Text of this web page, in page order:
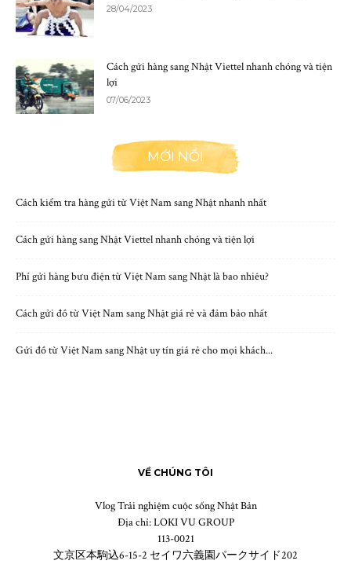
28/04/2023
Cách gửi hàng sang Nhật Viettel nhanh chóng và tiện
lợi
07/06/2023
MỚI NỔI
Cách kiểm tra hàng gửi từ Việt Nam sang Nhật nhanh nhất
Cách gửi hàng sang Nhật Viettel nhanh chóng và tiện lợi
Phí gửi hàng bưu điện từ Việt Nam sang Nhật là bao nhiêu?
Cách gửi đồ từ Việt Nam sang Nhật giá rẻ và đảm bảo nhất
Gửi đồ từ Việt Nam sang Nhật uy tín giá rẻ cho mọi khách...
VỀ CHÚNG TÔI
Vlog Trải nghiệm cuộc sống Nhật Bản
Địa chỉ: LOKI VU GROUP
113-0021
文京区本駒込6-15-2 セイワ六義園パークサイド202